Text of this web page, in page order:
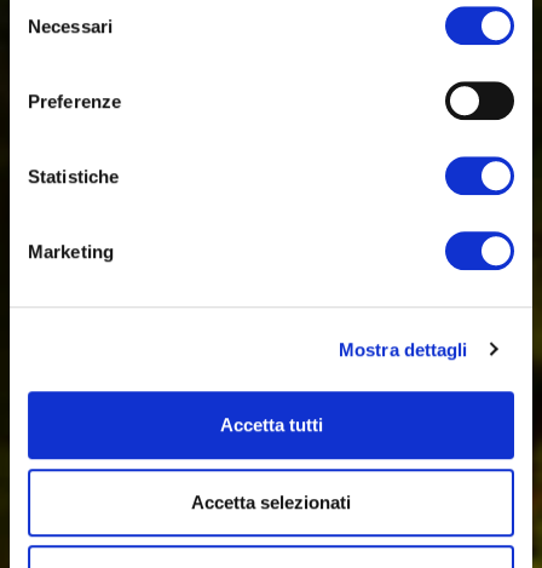
delNecessari
Preferenze
Statistiche
Marketing
Mostra dettagli
Accetta tutti
Accetta selezionati